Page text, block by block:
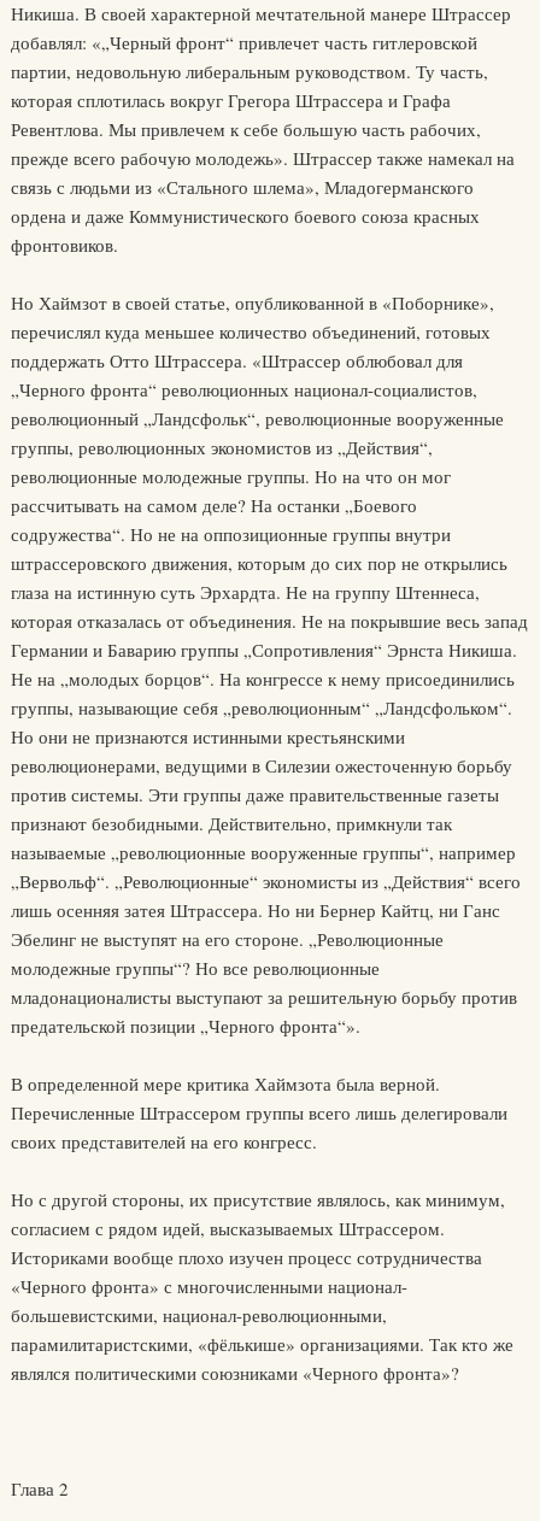
Никиша. В своей характерной мечтательной манере Штрассер
добавлял: «„Черный фронт“ привлечет часть гитлеровской
партии, недовольную либеральным руководством. Ту часть,
которая сплотилась вокруг Грегора Штрассера и Графа
Ревентлова. Мы привлечем к себе большую часть рабочих,
прежде всего рабочую молодежь». Штрассер также намекал на
связь с людьми из «Стального шлема», Младогерманского
ордена и даже Коммунистического боевого союза красных
фронтовиков.
Но Хаймзот в своей статье, опубликованной в «Поборнике»,
перечислял куда меньшее количество объединений, готовых
поддержать Отто Штрассера. «Штрассер облюбовал для
„Черного фронта“ революционных национал-социалистов,
революционный „Ландсфольк“, революционные вооруженные
группы, революционных экономистов из „Действия“,
революционные молодежные группы. Но на что он мог
рассчитывать на самом деле? На останки „Боевого
содружества“. Но не на оппозиционные группы внутри
штрассеровского движения, которым до сих пор не открылись
глаза на истинную суть Эрхардта. Не на группу Штеннеса,
которая отказалась от объединения. Не на покрывшие весь запад
Германии и Баварию группы „Сопротивления“ Эрнста Никиша.
Не на „молодых борцов“. На конгрессе к нему присоединились
группы, называющие себя „революционным“ „Ландсфольком“.
Но они не признаются истинными крестьянскими
революционерами, ведущими в Силезии ожесточенную борьбу
против системы. Эти группы даже правительственные газеты
признают безобидными. Действительно, примкнули так
называемые „революционные вооруженные группы“, например
„Вервольф“. „Революционные“ экономисты из „Действия“ всего
лишь осенняя затея Штрассера. Но ни Бернер Кайтц, ни Ганс
Эбелинг не выступят на его стороне. „Революционные
молодежные группы“? Но все революционные
младонационалисты выступают за решительную борьбу против
предательской позиции „Черного фронта“».
В определенной мере критика Хаймзота была верной.
Перечисленные Штрассером группы всего лишь делегировали
своих представителей на его конгресс.
Но с другой стороны, их присутствие являлось, как минимум,
согласием с рядом идей, высказываемых Штрассером.
Историками вообще плохо изучен процесс сотрудничества
«Черного фронта» с многочисленными национал-
большевистскими, национал-революционными,
парамилитаристскими, «фёлькише» организациями. Так кто же
являлся политическими союзниками «Черного фронта»?
Глава 2